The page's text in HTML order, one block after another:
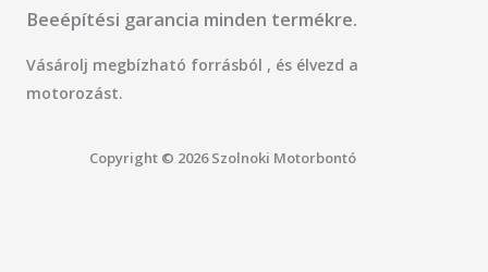
Beeépítési garancia minden termékre.
Vásárolj megbízható forrásból , és élvezd a
motorozást.
Copyright © 2026 Szolnoki Motorbontó